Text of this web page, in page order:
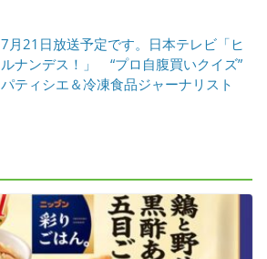
7月21日放送予定です。日本テレビ「ヒ
ルナンデス！」 “プロ自腹買いクイズ”
パティシエ＆冷凍食品ジャーナリスト